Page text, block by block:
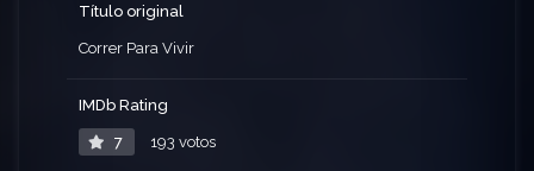
Título original
Correr Para Vivir
IMDb Rating
7 193 votos